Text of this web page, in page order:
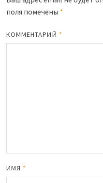
поля помечены *
КОММЕНТАРИЙ *
ИМЯ *